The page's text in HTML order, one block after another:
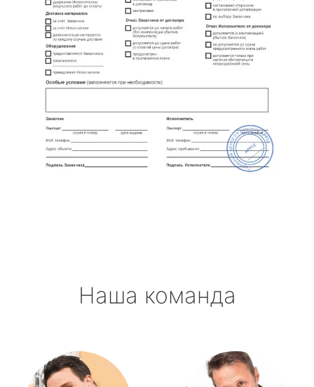
Наша команда